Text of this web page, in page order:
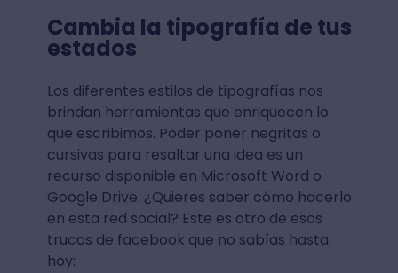
Cambia la tipografía de tus
estados
Los diferentes estilos de tipografías nos
brindan herramientas que enriquecen lo
que escribimos. Poder poner negritas o
cursivas para resaltar una idea es un
recurso disponible en Microsoft Word o
Google Drive. ¿Quieres saber cómo hacerlo
en esta red social? Este es otro de esos
trucos de facebook que no sabías hasta
hoy: